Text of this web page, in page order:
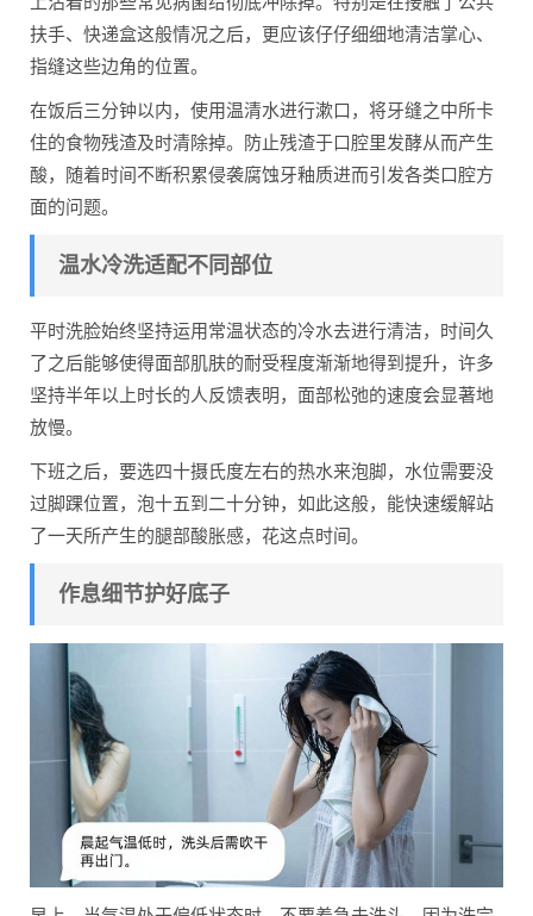
扶手、快递盒这般情况之后，更应该仔仔细细地清洁掌心、
指缝这些边角的位置。
在饭后三分钟以内，使用温清水进行漱口，将牙缝之中所卡
住的食物残渣及时清除掉。防止残渣于口腔里发酵从而产生
酸，随着时间不断积累侵袭腐蚀牙釉质进而引发各类口腔方
面的问题。
温水冷洗适配不同部位
平时洗脸始终坚持运用常温状态的冷水去进行清洁，时间久
了之后能够使得面部肌肤的耐受程度渐渐地得到提升，许多
坚持半年以上时长的人反馈表明，面部松弛的速度会显著地
放慢。
下班之后，要选四十摄氏度左右的热水来泡脚，水位需要没
过脚踝位置，泡十五到二十分钟，如此这般，能快速缓解站
了一天所产生的腿部酸胀感，花这点时间。
作息细节护好底子